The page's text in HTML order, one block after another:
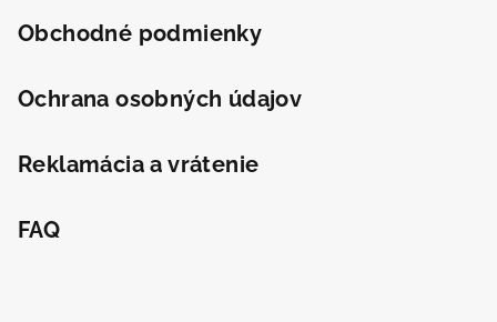
Obchodné podmienky
Ochrana osobných údajov
Reklamácia a vrátenie
FAQ